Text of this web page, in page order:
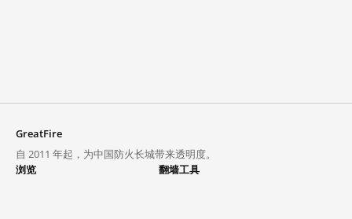
GreatFire
自 2011 年起，为中国防火长城带来透明度。
浏览
翻墙工具